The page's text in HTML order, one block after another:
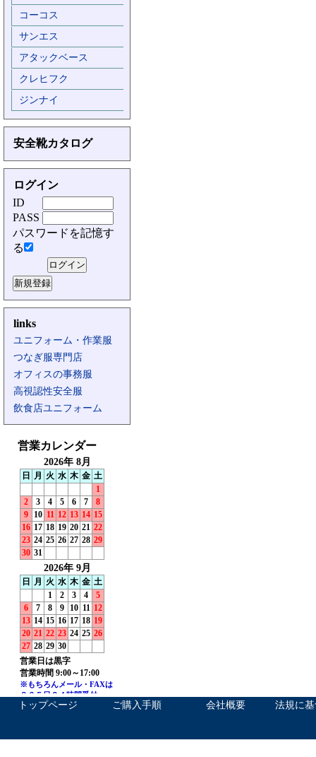
コーコス
サンエス
アタックベース
クレヒフク
ジンナイ
安全靴カタログ
ログイン
ID
PASS
パスワードを記憶す
る
links
ユニフォーム・作業服
つなぎ服専門店
オフィスの事務服
高視認性安全服
飲食店ユニフォーム
トップページ ご購入手順 会社概要 法規に